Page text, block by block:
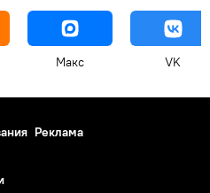
Макс VK
Реклама